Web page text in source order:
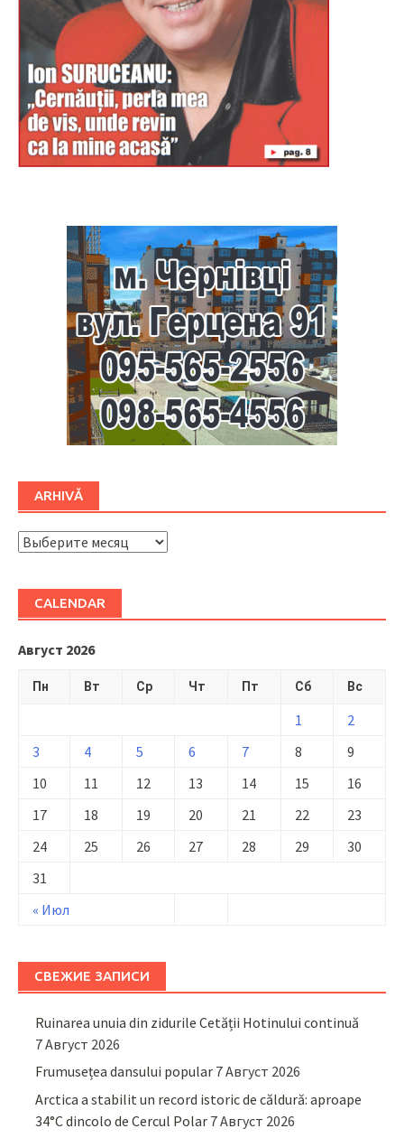
ARHIVĂ
ARHIVĂ
CALENDAR
Август 2026
Пн Вт Ср Чт Пт Сб Вс
« Июл
1
2
3
4 5 6 7 8
9
10
11 12 13 14 15
16
17
18 19 20 21 22
23
24
25 26 27 28 29
30
31
СВЕЖИЕ ЗАПИСИ
Ruinarea unuia din zidurile Cetății Hotinului continuă
7 Август 2026
Frumusețea dansului popular 7 Август 2026
Arctica a stabilit un record istoric de căldură: aproape
34°C dincolo de Cercul Polar 7 Август 2026